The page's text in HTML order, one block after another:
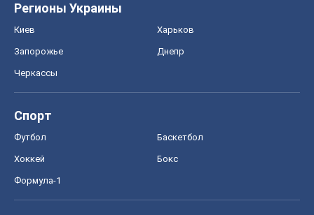
Регионы Украины
Киев Харьков
Запорожье Днепр
Черкассы
Спорт
Футбол Баскетбол
Хоккей Бокс
Формула-1